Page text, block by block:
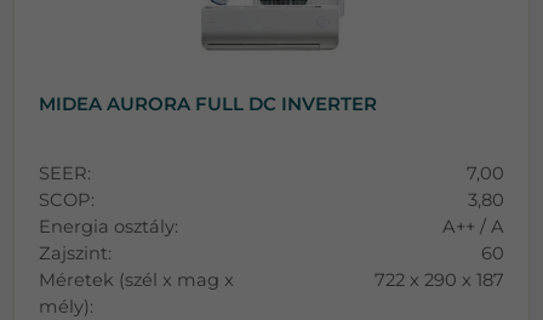
MIDEA AURORA FULL DC INVERTER
SEER:
7,00
SCOP:
3,80
Energia osztály:
A++ / A
Zajszint:
60
Méretek (szél x mag x
mély):
722 x 290 x 187